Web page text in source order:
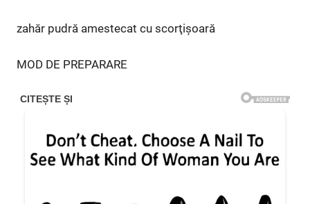
zahăr pudră amestecat cu scorţişoară
MOD DE PREPARARE